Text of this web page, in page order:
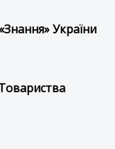
України